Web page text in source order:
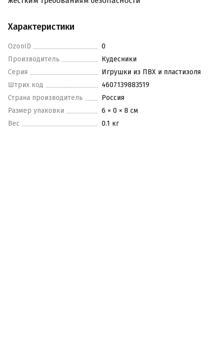
Характеристики
OzonID
0
Производитель
Кудесники
Серия
Игрушки из ПВХ и пластизоля
Штрих код
4607139883519
Страна производитель
Россия
Размер упаковки
6 × 0 × 8 см
Вес
0.1 кг